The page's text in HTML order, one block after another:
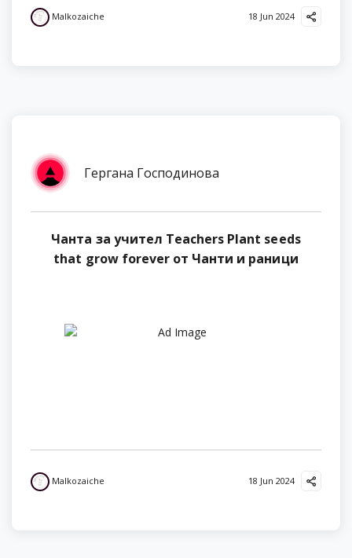
Malkozaiche 18 Jun 2024
Гергана Господинова
Чанта за учител Teachers Plant seeds
that grow forever от Чанти и раници
Malkozaiche 18 Jun 2024